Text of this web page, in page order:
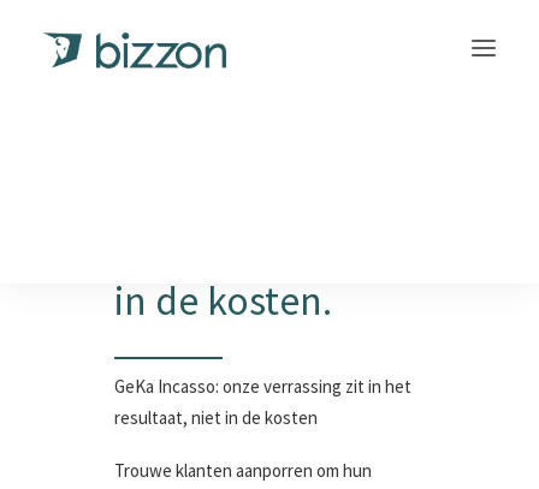
in de kosten.
GeKa Incasso: onze verrassing zit in het
resultaat, niet in de kosten
Trouwe klanten aanporren om hun